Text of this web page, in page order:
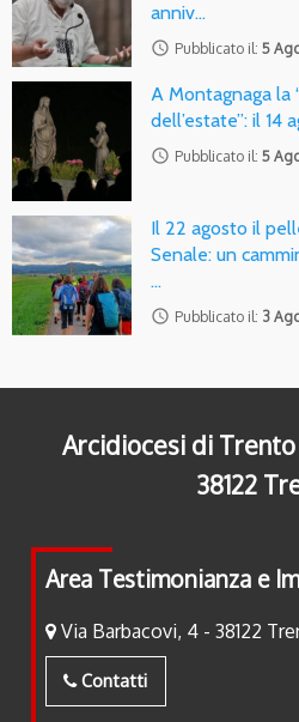
anniv…
access_time Pubblicato il: 5
A Montagnaga la
dell’estate”: il 14
access_time Pubblicato il: 5
Il 22 agosto il
Senale: un
…
access_time Pubblicato il: 3
Arcidiocesi di Trento
38122
Area Testimonianza e
Via Barbacovi, 4 - 38122
Contatti